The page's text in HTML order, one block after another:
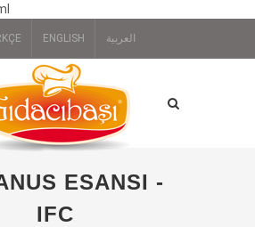
ENGLISH العربية
ESANSI -
IFC